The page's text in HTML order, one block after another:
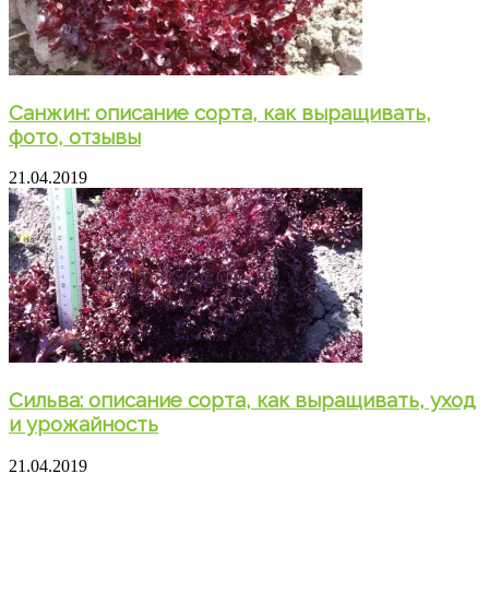
Санжин: описание сорта, как выращивать,
фото, отзывы
21.04.2019
Сильва: описание сорта, как выращивать, уход
и урожайность
21.04.2019